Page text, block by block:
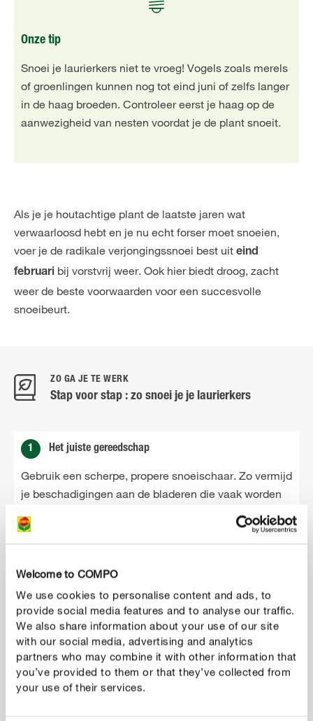
Welcome to COMPO
We use cookies to personalise content and ads, to
provide social media features and to analyse our traffic.
We also share information about your use of our site
with our social media, advertising and analytics
partners who may combine it with other information that
you’ve provided to them or that they’ve collected from
your use of their services.
Onze tip
Snoei je laurierkers niet te vroeg! Vogels zoals merels
of groenlingen kunnen nog tot eind juni of zelfs langer
in de haag broeden. Controleer eerst je haag op de
aanwezigheid van nesten voordat je de plant snoeit.
Als je je houtachtige plant de laatste jaren wat
verwaarloosd hebt en je nu echt forser moet snoeien,
voer je de radikale verjongingssnoei best uit eind
februari bij vorstvrij weer. Ook hier biedt droog, zacht
weer de beste voorwaarden voor een succesvolle
snoeibeurt.
ZO GA JE TE WERK
Stap voor stap : zo snoei je je laurierkers
1 Het juiste gereedschap
Gebruik een scherpe, propere snoeischaar. Zo vermijd
je beschadigingen aan de bladeren die vaak worden
veroorzaakt door ruwe snijbladen bij elektrische
apparaten.
2 Correct snoeien
Snoei de takken die te lang geworden zijn terug tot op
de gewenste lengte om de plant een mooie vorm te
geven. Bij grote hagen kan het handig zijn om een
touw op te spannen. Zo ben je zeker dat je de haag op
een rechte lijn snoeit. Snijd de groene, nieuwe